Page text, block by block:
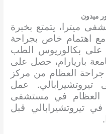
ميدون
ميترا، يتمتع بخبرة
اهتمام خاص بجراحة
على بكالوريوس الطب
باريارام، حصل على
العظام من مركز
عمل
في مستشفى
تيروتشيرابالي قبل